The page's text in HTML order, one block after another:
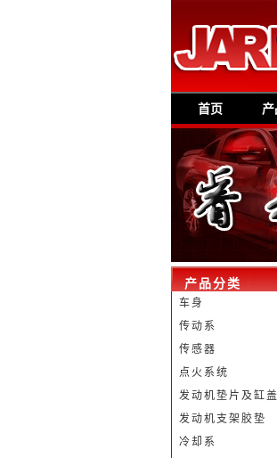
首页
产品分类
车身
传动系
传感器
点火系统
发动机垫片及缸盖
发动机支架胶垫
冷却系